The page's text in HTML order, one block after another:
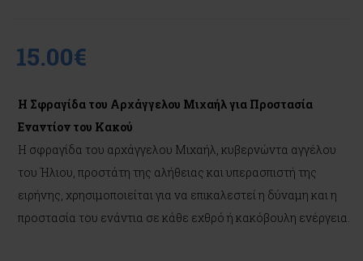
15.00€
Η Σφραγίδα του Αρχάγγελου Μιχαήλ για Προστασία
Εναντίον του Κακού
Η σφραγίδα του αρχάγγελου Μιχαήλ, κυβερνώντα αγγέλου
του Ήλιου, προστάτη της αλήθειας και υπερασπιστή της
ειρήνης, χρησιμοποιείται για να επικαλεστεί η δύναμη και η
προστασία του ενάντια σε κάθε εχθρό ή κακόβουλη ενέργεια.